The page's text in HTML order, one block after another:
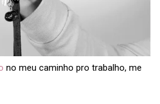
no meu caminho pro trabalho, me